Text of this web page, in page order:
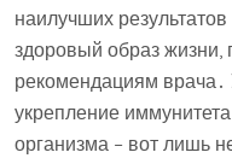
наилучших
здоровый образ жизни,
рекомендациям
укрепление
организма – вот лишь